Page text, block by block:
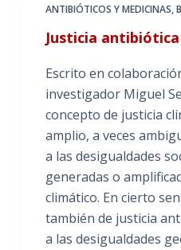
ANTIBIÓTICOS Y MEDICINAS,
Justicia antibiótica
Escrito en
investigador Miguel
concepto de justicia
amplio, a veces
a las desigualdades
generadas o
climático. En cierto
también de justicia
a las desigualdades